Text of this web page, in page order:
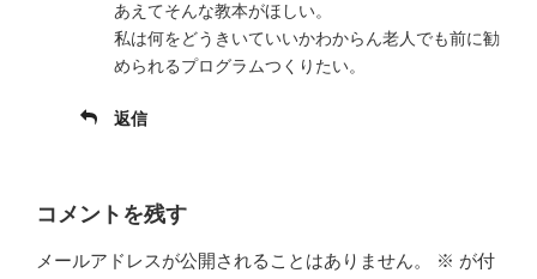
あえてそんな教本がほしい。
私は何をどうきいていいかわからん老人でも前に勧
められるプログラムつくりたい。
返信
コメントを残す
メールアドレスが公開されることはありません。 ※ が付